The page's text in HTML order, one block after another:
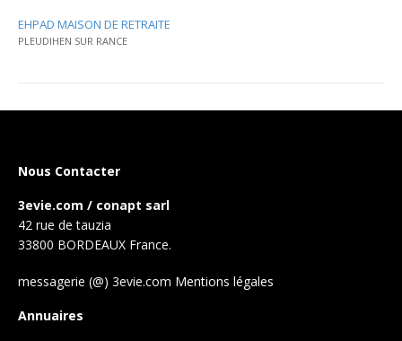
EHPAD MAISON DE RETRAITE
PLEUDIHEN SUR RANCE
Nous Contacter
3evie.com / conapt sarl
42 rue de tauzia
33800 BORDEAUX France.
messagerie (@) 3evie.com Mentions légales
Annuaires